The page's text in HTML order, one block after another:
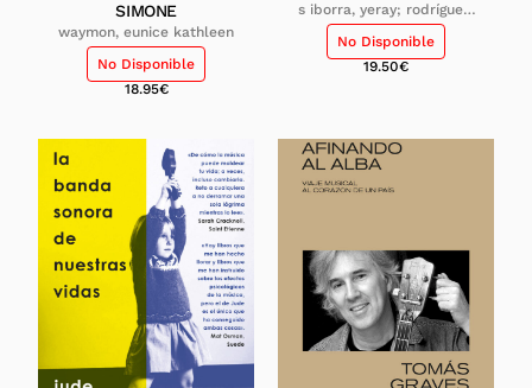
SIMONE
waymon, eunice kathleen
No Disponible
18.95€
s iborra, yeray; rodríguez,
oriol
No Disponible
19.50€